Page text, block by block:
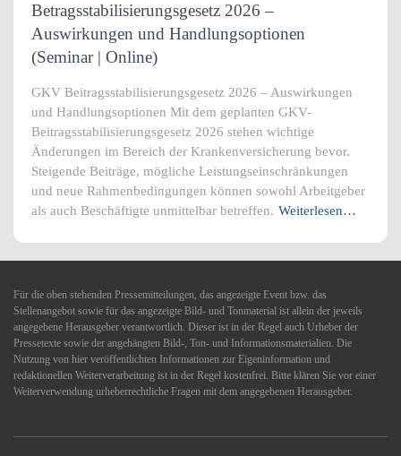
Betragsstabilisierungsgesetz 2026 –
Auswirkungen und Handlungsoptionen
(Seminar | Online)
GKV Beitragsstabilisierungsgesetz 2026 – Auswirkungen
und Handlungsoptionen Mit dem geplanten GKV-
Beitragsstabilisierungsgesetz 2026 stehen wichtige
Änderungen im Bereich der Krankenversicherung bevor.
Steigende Beiträge, mögliche Leistungseinschränkungen
und neue Rahmenbedingungen können sowohl Arbeitgeber
als auch Beschäftigte unmittelbar betreffen. Weiterlesen…
Für die oben stehenden Pressemitteilungen, das angezeigte Event bzw. das
Stellenangebot sowie für das angezeigte Bild- und Tonmaterial ist allein der jeweils
angegebene Herausgeber verantwortlich. Dieser ist in der Regel auch Urheber der
Pressetexte sowie der angehängten Bild-, Ton- und Informationsmaterialien. Die
Nutzung von hier veröffentlichten Informationen zur Eigeninformation und
redaktionellen Weiterverarbeitung ist in der Regel kostenfrei. Bitte klären Sie vor einer
Weiterverwendung urheberrechtliche Fragen mit dem angegebenen Herausgeber.